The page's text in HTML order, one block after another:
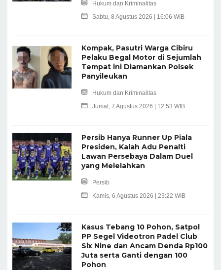
Hukum dan Kriminalitas
Sabtu, 8 Agustus 2026 | 16:06 WIB
Kompak, Pasutri Warga Cibiru
Pelaku Begal Motor di Sejumlah
Tempat ini Diamankan Polsek
Panyileukan
Hukum dan Kriminalitas
Jumat, 7 Agustus 2026 | 12:53 WIB
Persib Hanya Runner Up Piala
Presiden, Kalah Adu Penalti
Lawan Persebaya Dalam Duel
yang Melelahkan
Persib
Kamis, 6 Agustus 2026 | 23:22 WIB
Kasus Tebang 10 Pohon, Satpol
PP Segel Videotron Padel Club
Six Nine dan Ancam Denda Rp100
Juta serta Ganti dengan 100
Pohon